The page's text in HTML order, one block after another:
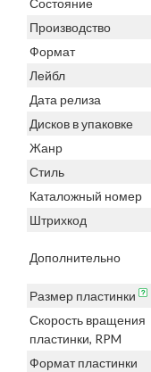
Состояние
Производство
Формат
Лейбл
Дата релиза
Дисков в упаковке
Жанр
Стиль
Каталожный номер
Штрихкод
Дополнительно
Размер пластинки
Скорость вращения
пластинки, RPM
Формат пластинки